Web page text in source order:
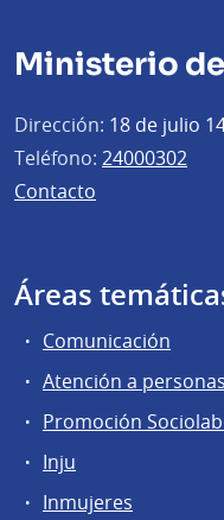
Ministerio
Dirección: 18 de julio
Teléfono: 24000302
Contacto
Áreas
Comunicación
Atención a
Promoción
Inju
Inmujeres